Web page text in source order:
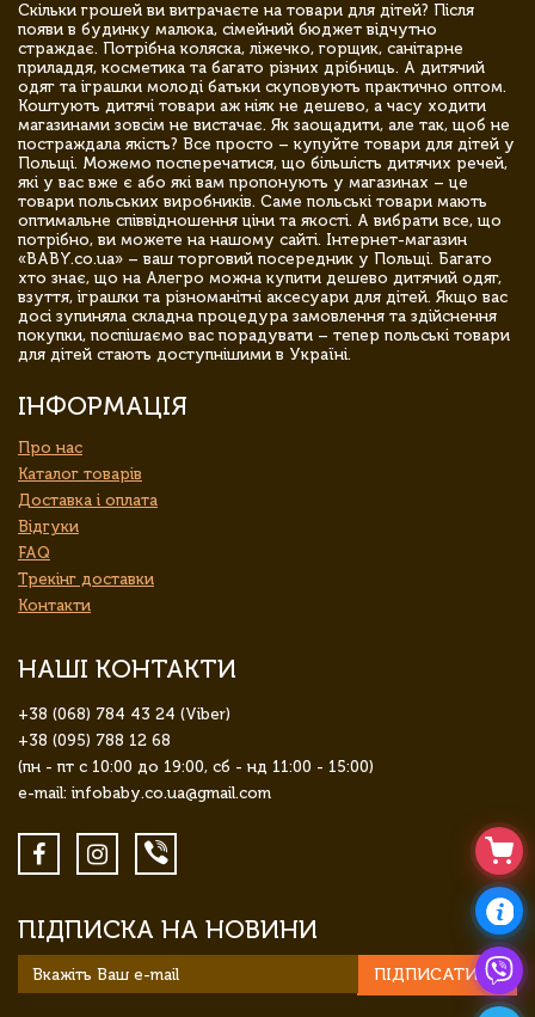
Скільки грошей ви витрачаєте на товари для дітей? Після
появи в будинку малюка, сімейний бюджет відчутно
страждає. Потрібна коляска, ліжечко, горщик, санітарне
приладдя, косметика та багато різних дрібниць. А дитячий
одяг та іграшки молоді батьки скуповують практично оптом.
Коштують дитячі товари аж ніяк не дешево, а часу ходити
магазинами зовсім не вистачає. Як заощадити, але так, щоб не
постраждала якість? Все просто – купуйте товари для дітей у
Польщі. Можемо посперечатися, що більшість дитячих речей,
які у вас вже є або які вам пропонують у магазинах – це
товари польських виробників. Саме польські товари мають
оптимальне співвідношення ціни та якості. А вибрати все, що
потрібно, ви можете на нашому сайті. Інтернет-магазин
«BABY.co.ua» – ваш торговий посередник у Польщі. Багато
хто знає, що на Алегро можна купити дешево дитячий одяг,
взуття, іграшки та різноманітні аксесуари для дітей. Якщо вас
досі зупиняла складна процедура замовлення та здійснення
покупки, поспішаємо вас порадувати – тепер польські товари
для дітей стають доступнішими в Україні.
ІНФОРМАЦІЯ
Про нас
Каталог товарів
Доставка і оплата
Відгуки
FAQ
Трекінг доставки
Контакти
НАШІ КОНТАКТИ
+38 (068) 784 43 24 (Viber)
+38 (095) 788 12 68
(пн - пт с 10:00 до 19:00, сб - нд 11:00 - 15:00)
e-mail: infobaby.co.ua@gmail.com
ПІДПИСКА НА НОВИНИ
ПІДПИСАТИСЯ